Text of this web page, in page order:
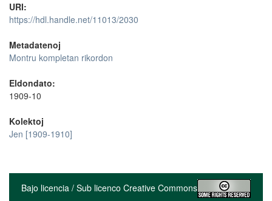
URI:
https://hdl.handle.net/11013/2030
Metadatenoj
Montru kompletan rikordon
Eldondato:
1909-10
Kolektoj
Jen [1909-1910]
Bajo licencia / Sub licenco Creative Commons